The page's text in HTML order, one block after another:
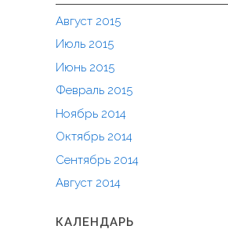
Август 2015
Июль 2015
Июнь 2015
Февраль 2015
Ноябрь 2014
Октябрь 2014
Сентябрь 2014
Август 2014
КАЛЕНДАРЬ